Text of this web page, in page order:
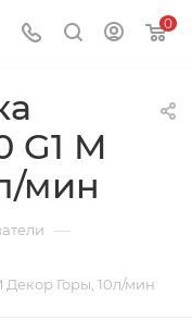
0
G1 M
мин
—
Декор Горы, 10л/мин